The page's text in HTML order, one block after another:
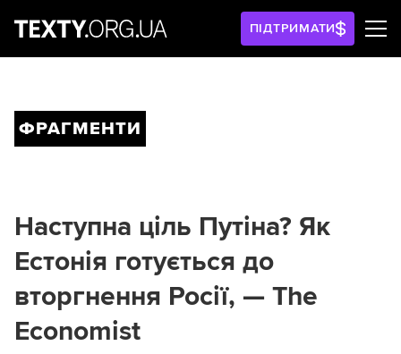
ПІДТРИМАТИ
ФРАГМЕНТИ
Наступна ціль Путіна? Як
Естонія готується до
вторгнення Росії, — The
Economist